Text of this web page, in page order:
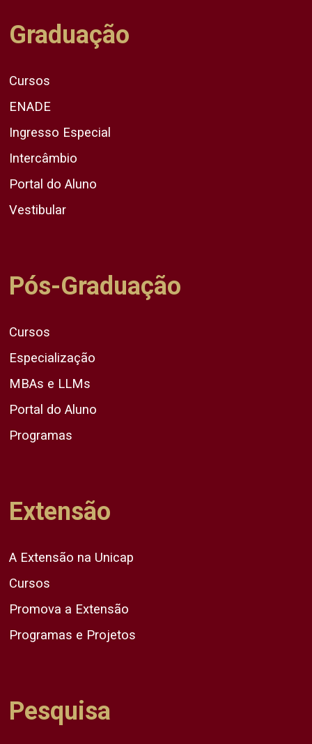
Graduação
Cursos
ENADE
Ingresso Especial
Intercâmbio
Portal do Aluno
Vestibular
Pós-Graduação
Cursos
Especialização
MBAs e LLMs
Portal do Aluno
Programas
Extensão
A Extensão na Unicap
Cursos
Promova a Extensão
Programas e Projetos
Pesquisa